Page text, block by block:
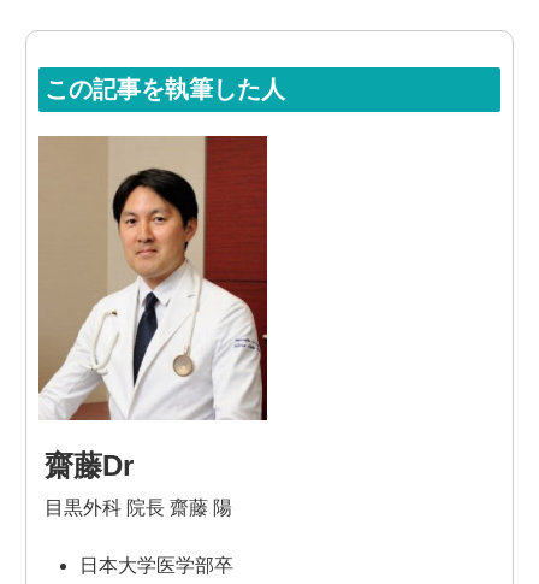
この記事を執筆した人
齋藤Dr
目黒外科 院長 齋藤 陽
日本大学医学部卒